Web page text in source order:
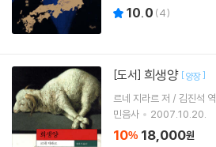
10.0 (4)
[도서] 희생양 [양장]
르네 지라르 저 / 김진석 역
민음사
2007.10.20.
10% 18,000원